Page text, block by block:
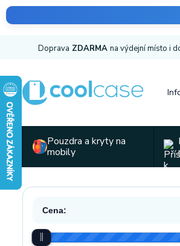
Doprava ZDARMA na výdejní místo i
Pouzdra a kryty na
mobily
Cena: